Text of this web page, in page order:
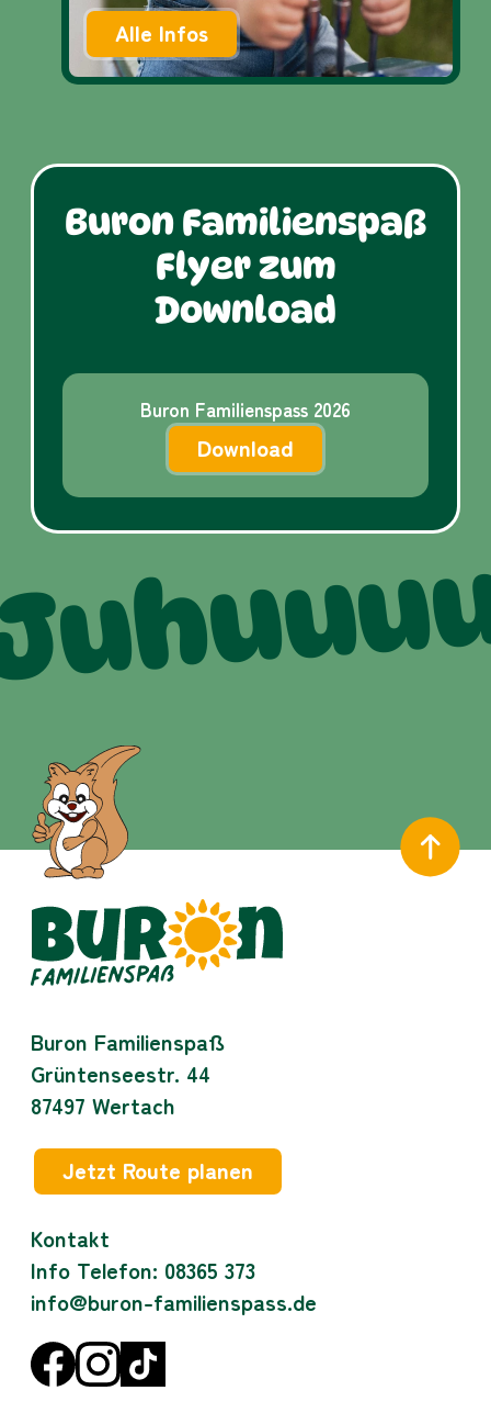
Alle Infos
Buron Familienspaß
Flyer zum
Download
Buron Familienspass 2026
Download
Buron Familienspaß
Grüntenseestr. 44
87497 Wertach
Jetzt Route planen
Kontakt
Info Telefon: 08365 373
info@buron-familienspass.de